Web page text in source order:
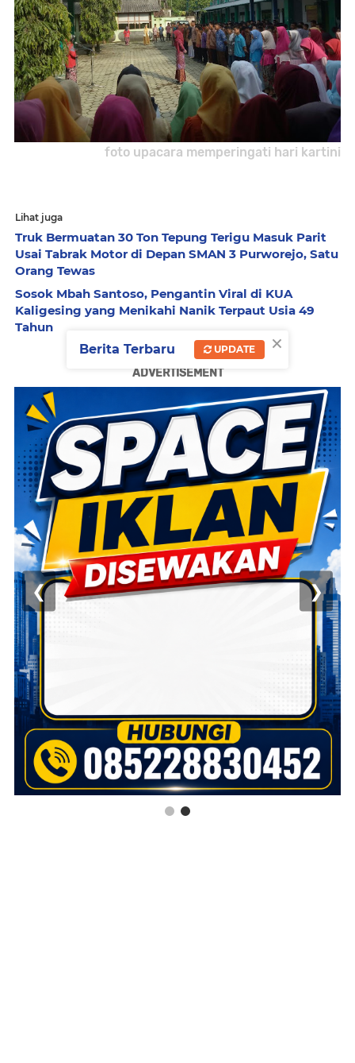
foto upacara memperingati hari kartini
Lihat juga
Truk Bermuatan 30 Ton Tepung Terigu Masuk Parit
Usai Tabrak Motor di Depan SMAN 3 Purworejo, Satu
Orang Tewas
Sosok Mbah Santoso, Pengantin Viral di KUA
Kaligesing yang Menikahi Nanik Terpaut Usia 49
Tahun
ADVERTISEMENT
❮ ❯
×
Berita Terbaru UPDATE